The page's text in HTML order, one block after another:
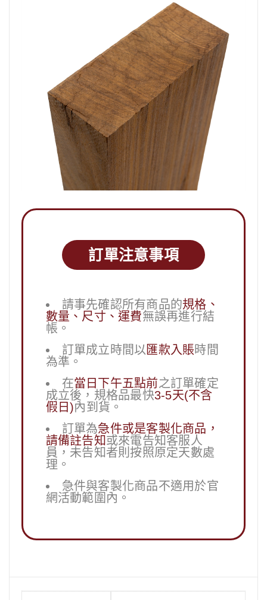
訂單注意事項
請事先確認所有商品的規格、
數量、尺寸、運費無誤再進行結
帳。
訂單成立時間以 匯款入賬時間
為準。
在當日下午五點前之訂單確定
成立後，規格品最快3-5天(不含
假日)內到貨。
訂單為急件或是客製化商品，
請備註告知或來電告知客服人
員，未告知者則按照原定天數處
理。
急件與客製化商品不適用於官
網活動範圍內。